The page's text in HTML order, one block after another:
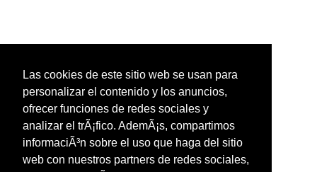
Las cookies de este sitio web se usan para
personalizar el contenido y los anuncios,
ofrecer funciones de redes sociales y
analizar el trÃ¡fico. AdemÃ¡s, compartimos
informaciÃ³n sobre el uso que haga del sitio
web con nuestros partners de redes sociales,